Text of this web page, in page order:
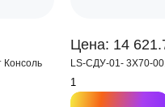
Консоль
Цена: 14
LS-СДУ-01- 3X70-